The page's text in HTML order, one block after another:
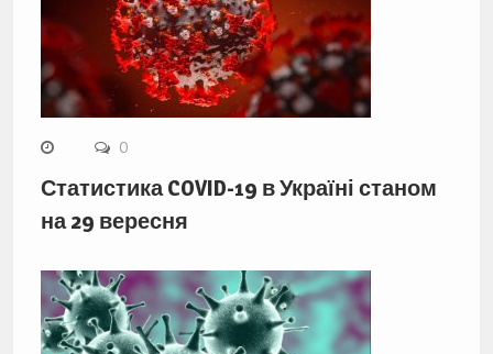
0
Статистика COVID-19 в Україні станом
на 29 вересня